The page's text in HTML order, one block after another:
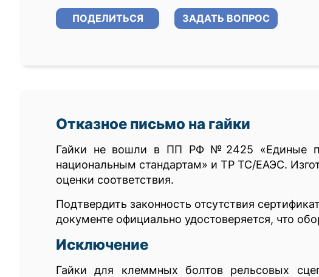
ПОДЕЛИТЬСЯ ЗАДАТЬ ВОПРОС
Отказное письмо на гайки
Гайки не вошли в ПП РФ №2425 «Единые
национальным стандартам» и ТР ТС/ЕАЭС.
оценки соответствия.
Подтвердить законность отсутствия
документе официально удостоверяется, что
Исключение
Гайки для клеммных болтов рельсовых